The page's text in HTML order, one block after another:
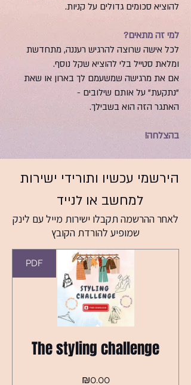
להוציא סכומים גדולים על קניות.
למי זה מתאים?
לכל אישה שרוצה להרגיש רעננה, מתחדשת
ומלאת סטייל בלי להוציא שקל נוסף.
אם את מרגישה שמשעמם לך בארון או שאת
"נתקעת" על אותם שילובים -
האתגר הזה הוא בשבילך.
בהצלחה!
הירשמי עכשיו ותורידי ישירות
למחשב או לנייד
לאחר ההרשמה תקבלו ישירות מייל עם לינק
שמופיע להורדת הקובץ
PDF
The styling challenge
₪0.00Price